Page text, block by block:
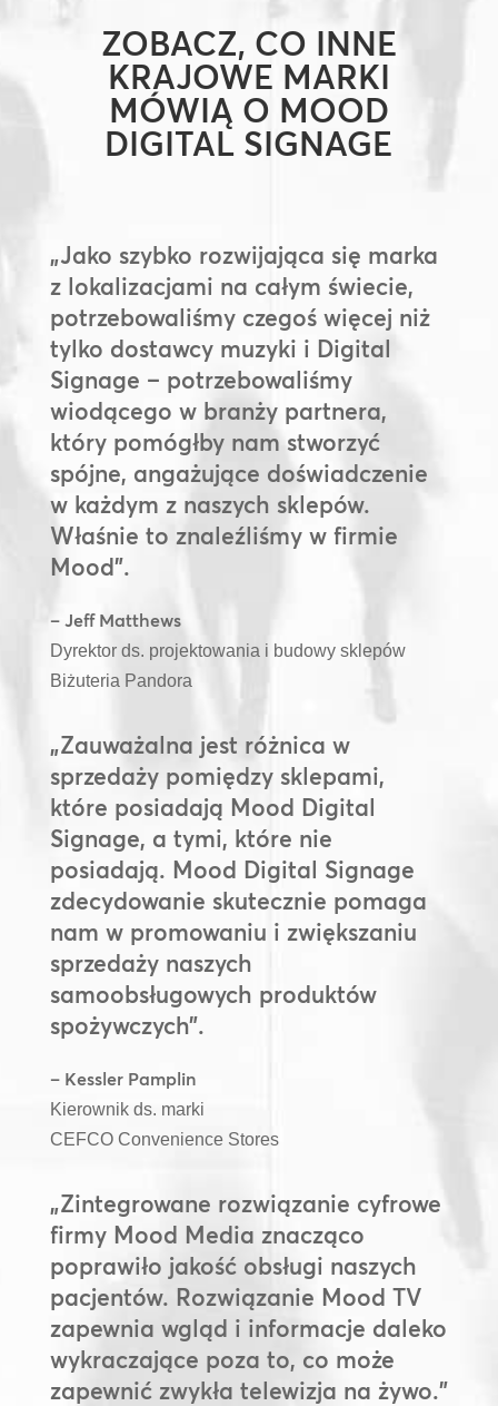
ZOBACZ, CO INNE
KRAJOWE MARKI
MÓWIĄ O MOOD
DIGITAL SIGNAGE
„Jako szybko rozwijająca się marka
z lokalizacjami na całym świecie,
potrzebowaliśmy czegoś więcej niż
tylko dostawcy muzyki i Digital
Signage – potrzebowaliśmy
wiodącego w branży partnera,
który pomógłby nam stworzyć
spójne, angażujące doświadczenie
w każdym z naszych sklepów.
Właśnie to znaleźliśmy w firmie
Mood”.
– Jeff Matthews
Dyrektor ds. projektowania i budowy sklepów
Biżuteria Pandora
„Zauważalna jest różnica w
sprzedaży pomiędzy sklepami,
które posiadają Mood Digital
Signage, a tymi, które nie
posiadają. Mood Digital Signage
zdecydowanie skutecznie pomaga
nam w promowaniu i zwiększaniu
sprzedaży naszych
samoobsługowych produktów
spożywczych”.
– Kessler Pamplin
Kierownik ds. marki
CEFCO Convenience Stores
„Zintegrowane rozwiązanie cyfrowe
firmy Mood Media znacząco
poprawiło jakość obsługi naszych
pacjentów. Rozwiązanie Mood TV
zapewnia wgląd i informacje daleko
wykraczające poza to, co może
zapewnić zwykła telewizja na żywo.”